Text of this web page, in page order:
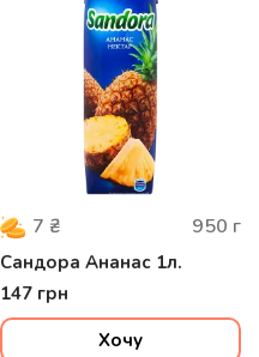
7 ₴ 950 г
Сандора Ананас 1л.
147 грн
Хочу